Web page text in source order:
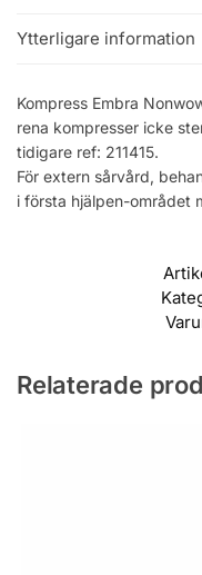
Ytterligare information
Kompress Embra
rena kompresser icke
tidigare ref: 211415.
För extern sårvård,
i första hjälpen-området
Relaterade